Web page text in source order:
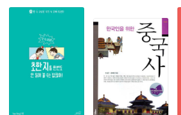
한반도의 역사와도 깊이 관련이 있는 이 땅은 당대
말로를 동시에 보여준다. 모든 시작에는 끝이 있듯
락하기 마련이다.
삶이 이어지고 혁명이 일어나는 땅, 변방
‘5장 바다의 역사’에서는 ‘변방’의 범주가 확대된
난한 여정 끝에 바다로 흘러든다. 결국 바다는 대